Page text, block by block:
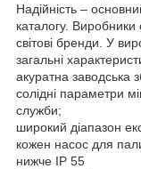
Надійність –
каталогу. Виробники
світові бренди. У
загальні
акуратна заводська
солідні параметри
служби;
широкий діапазон
кожен насос для
нижче IP 55